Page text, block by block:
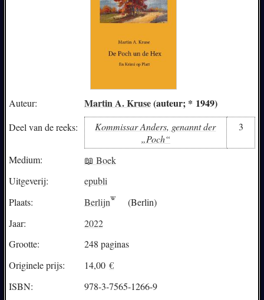
Auteur: Martin A. Kruse(auteur; * 1949)
Deel van de reeks:
Kommissar Anders, genannt der
„Poch“
3
Medium:
📖 Boek
Uitgeverij:
epubli
Plaats:
Berlijn
(Berlin)
Jaar:
2022
Grootte:
248 paginas
Originele prijs:
14,00 €
ISBN:
978-3-7565-1266-9